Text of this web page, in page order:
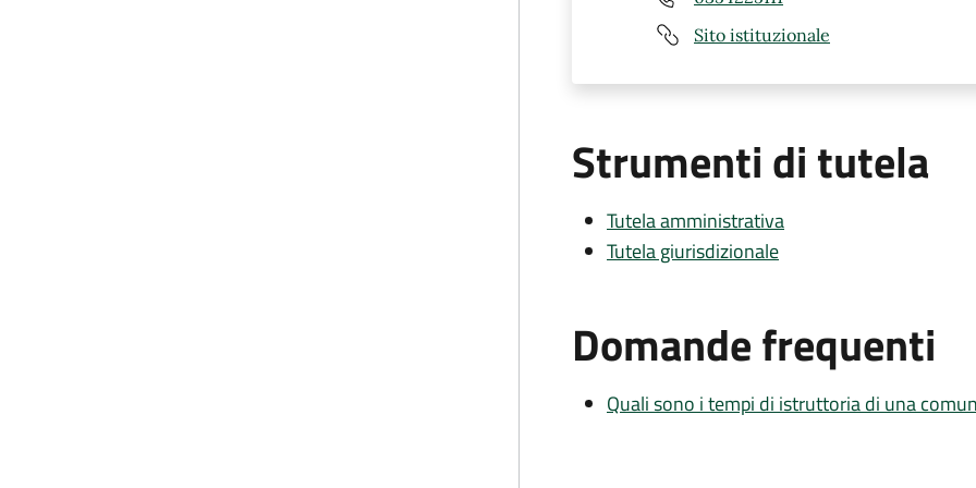
Sito istituzionale
Strumenti di tutela
Tutela amministrativa
Tutela giurisdizionale
Domande frequenti
Quali sono i tempi di istruttoria di una